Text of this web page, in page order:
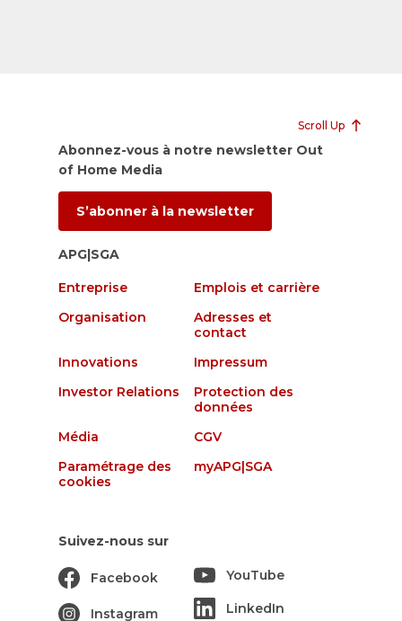
Scroll Up
Abonnez-vous à notre newsletter Out
of Home Media
S’abonner à la newsletter
APG|SGA
Entreprise
Emplois et carrière
Organisation
Adresses et
contact
Innovations
Impressum
Investor Relations
Protection des
données
Média
CGV
Paramétrage des
cookies
myAPG|SGA
Suivez-nous sur
Facebook
Instagram
YouTube
LinkedIn